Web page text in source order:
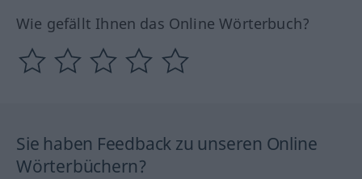
Wie gefällt Ihnen das Online Wörterbuch?
Sie haben Feedback zu unseren Online
Wörterbüchern?